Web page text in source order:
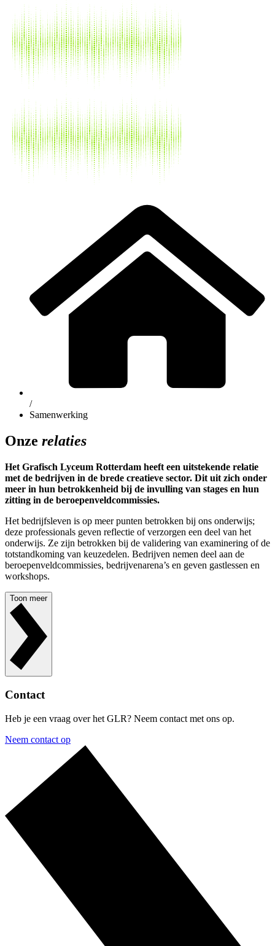
/
Samenwerking
Onze relaties
Het Grafisch Lyceum Rotterdam heeft een uitstekende relatie
met de bedrijven in de brede creatieve sector. Dit uit zich onder
meer in hun betrokkenheid bij de invulling van stages en hun
zitting in de beroepenveldcommissies.
Het bedrijfsleven is op meer punten betrokken bij ons onderwijs;
deze professionals geven reflectie of verzorgen een deel van het
onderwijs. Ze zijn betrokken bij de validering van examinering of de
totstandkoming van keuzedelen. Bedrijven nemen deel aan de
beroepenveldcommissies, bedrijvenarena’s en geven gastlessen en
workshops.
Toon meer
Contact
Heb je een vraag over het GLR? Neem contact met ons op.
Neem contact op